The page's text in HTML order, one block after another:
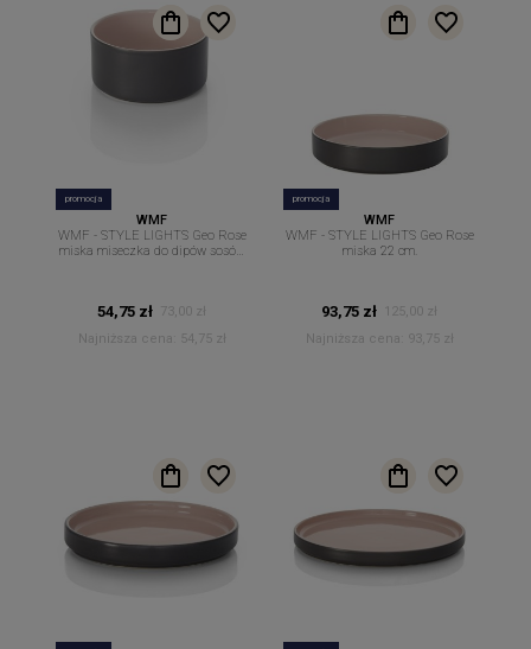
promocja
WMF
WMF - STYLE LIGHTS Geo Rose
miska miseczka do dipów sosów
54,75 zł
73,00 zł
Najniższa cena:
54,75 zł
promocja
WMF
WMF - STYLE LIGHTS Geo Rose
miska 22 cm.
93,75 zł
125,00 zł
Najniższa cena:
93,75 zł